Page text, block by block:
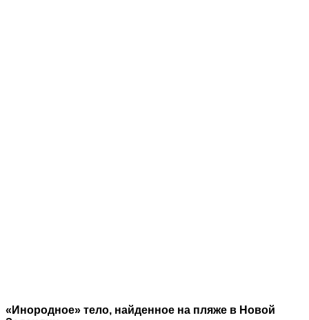
«Инородное» тело, найденное на пляже в Новой